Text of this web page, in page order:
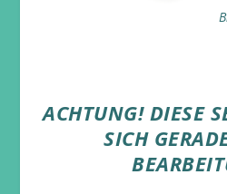
ACHTUNG! DIESE
SICH